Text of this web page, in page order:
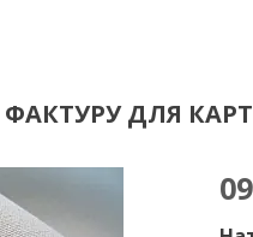
ДЛЯ
09